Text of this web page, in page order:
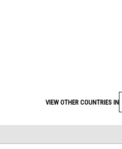
VIEW OTHER COUNTRIES IN